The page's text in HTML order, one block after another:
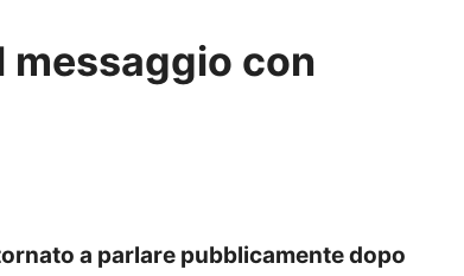
messaggio con
a parlare pubblicamente dopo